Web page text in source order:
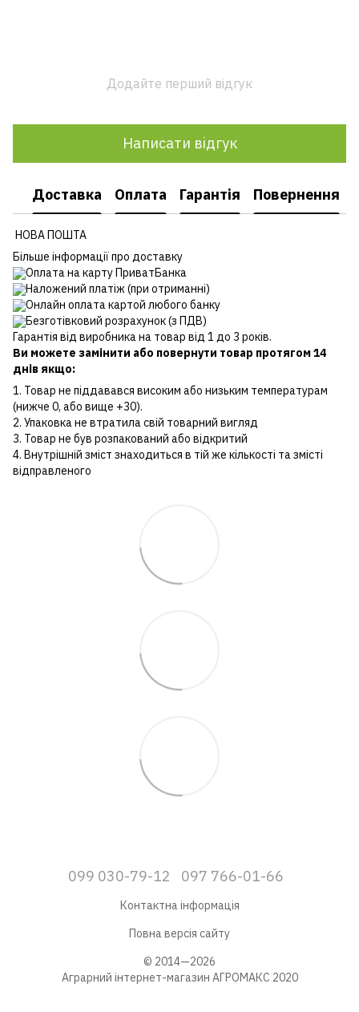
Додайте перший відгук
Написати відгук
Доставка Оплата Гарантія Повернення
НОВА ПОШТА
Більше інформації про доставку
Оплата на карту ПриватБанка
Наложений платіж (при отриманні)
Онлайн оплата картой любого банку
Безготівковий розрахунок (з ПДВ)
Гарантія від виробника на товар від 1 до 3 років.
Ви можете замінити або повернути товар протягом 14
днів якщо:
1. Товар не піддавався високим або низьким температурам
(нижче 0, або вище +30).
2. Упаковка не втратила свій товарний вигляд
3. Товар не був розпакований або відкритий
4. Внутрішній зміст знаходиться в тій же кількості та змісті
відправленого
099 030-79-12 097 766-01-66
Контактна інформація
Повна версія сайту
© 2014—2026
Аграрний інтернет-магазин АГРОМАКС 2020